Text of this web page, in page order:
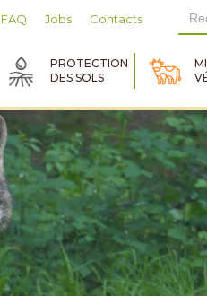
FAQ Jobs Contacts
for:
PROTECTION
DES SOLS